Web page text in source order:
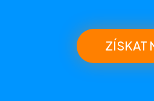
ZÍSKAT